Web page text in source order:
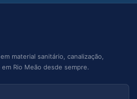
material sanitário, canalização,
Rio Meão desde sempre.